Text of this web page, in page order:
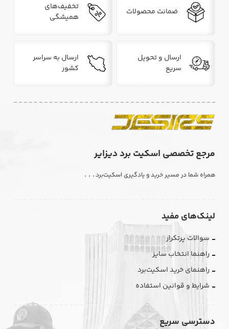
ضمانت محصولات
تخفیف‌های
همیشگی
ارسال و تحویل
سریع
ارسال به سراسر
کشور
مرجع تخصصی اسکیت برد دیزایر
همراه شما در مسیر خرید و یادگیری اسکیت‌برد. . .
لینک‌های مفید
سوالات پرتکرار
راهنما انتخاب سایز
راهنمای خرید اسکیت‌برد
شرایط و قوانین استفاده
دسترسی سریع